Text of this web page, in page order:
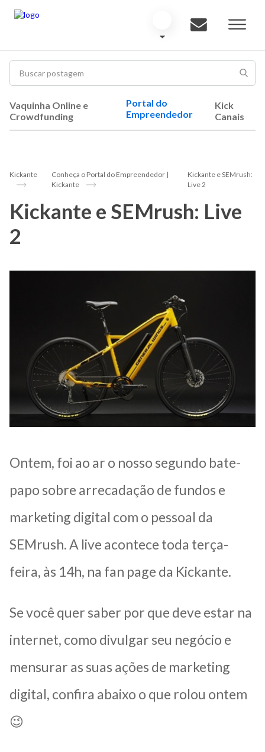
Vaquinha Online e
Crowdfunding
Portal do
Empreendedor
Kick
Canais
Kickante
Conheça o Portal do Empreendedor |
Kickante
Kickante e SEMrush:
Live 2
Kickante e SEMrush: Live
2
Ontem, foi ao ar o nosso segundo bate-
papo sobre arrecadação de fundos e
marketing digital com o pessoal da
SEMrush. A live acontece toda terça-
feira, às 14h, na fan page da Kickante.
Se você quer saber por que deve estar na
internet, como divulgar seu negócio e
mensurar as suas ações de marketing
digital, confira abaixo o que rolou ontem
😉